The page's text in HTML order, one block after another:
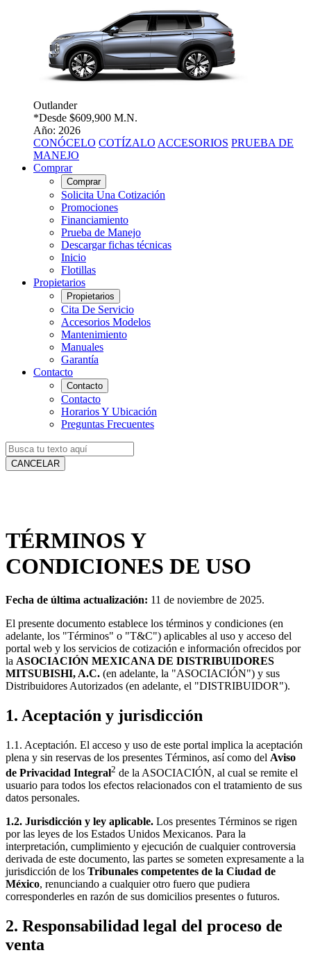
Outlander
*Desde $609,900 M.N.
Año: 2026
CONÓCELO COTÍZALO ACCESORIOS PRUEBA DE
MANEJO
Comprar
Comprar
Solicita Una Cotización
Promociones
Financiamiento
Prueba de Manejo
Descargar fichas técnicas
Inicio
Flotillas
Propietarios
Propietarios
Cita De Servicio
Accesorios Modelos
Mantenimiento
Manuales
Garantía
Contacto
Contacto
Contacto
Horarios Y Ubicación
Preguntas Frecuentes
CANCELAR
TÉRMINOS Y
CONDICIONES DE USO
Fecha de última actualización: 11 de noviembre de 2025.
El presente documento establece los términos y condiciones (en
adelante, los "Términos" o "T&C") aplicables al uso y acceso del
portal web y los servicios de cotización e información ofrecidos por
la ASOCIACIÓN MEXICANA DE DISTRIBUIDORES
MITSUBISHI, A.C. (en adelante, la "ASOCIACIÓN") y sus
Distribuidores Autorizados (en adelante, el "DISTRIBUIDOR").
1. Aceptación y jurisdicción
1.1. Aceptación. El acceso y uso de este portal implica la aceptación
plena y sin reservas de los presentes Términos, así como del Aviso
de Privacidad Integral2 de la ASOCIACIÓN, al cual se remite el
usuario para todos los efectos relacionados con el tratamiento de sus
datos personales.
1.2. Jurisdicción y ley aplicable. Los presentes Términos se rigen
por las leyes de los Estados Unidos Mexicanos. Para la
interpretación, cumplimiento y ejecución de cualquier controversia
derivada de este documento, las partes se someten expresamente a la
jurisdicción de los Tribunales competentes de la Ciudad de
México, renunciando a cualquier otro fuero que pudiera
corresponderles en razón de sus domicilios presentes o futuros.
2. Responsabilidad legal del proceso de
venta